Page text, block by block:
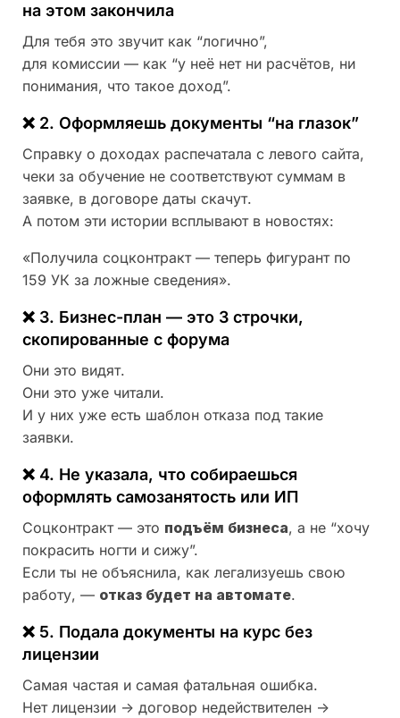
на этом закончила
Для тебя это звучит как “логично”,
для комиссии — как “у неё нет ни расчётов, ни
понимания, что такое доход”.
❌ 2. Оформляешь документы “на глазок”
Справку о доходах распечатала с левого сайта,
чеки за обучение не соответствуют суммам в
заявке, в договоре даты скачут.
А потом эти истории всплывают в новостях:
«Получила соцконтракт — теперь фигурант по
159 УК за ложные сведения».
❌ 3. Бизнес-план — это 3 строчки,
скопированные с форума
Они это видят.
Они это уже читали.
И у них уже есть шаблон отказа под такие
заявки.
❌ 4. Не указала, что собираешься
оформлять самозанятость или ИП
Соцконтракт — это подъём бизнеса, а не “хочу
покрасить ногти и сижу”.
Если ты не объяснила, как легализуешь свою
работу, — отказ будет на автомате.
❌ 5. Подала документы на курс без
лицензии
Самая частая и самая фатальная ошибка.
Нет лицензии → договор недействителен →